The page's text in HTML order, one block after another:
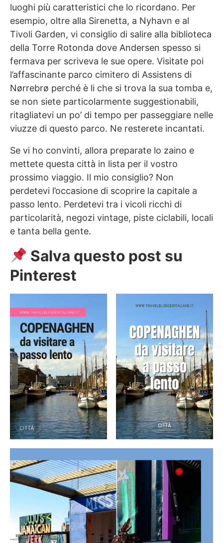
luoghi più caratteristici che lo ricordano. Per
esempio, oltre alla Sirenetta, a Nyhavn e al
Tivoli Garden, vi consiglio di salire alla biblioteca
della Torre Rotonda dove Andersen spesso si
fermava per scriveva le sue opere. Visitate poi
l’affascinante parco cimitero di Assistens di
Nørrebrø perché è li che si trova la sua tomba e,
se non siete particolarmente suggestionabili,
ritagliatevi un po’ di tempo per passeggiare nelle
viuzze di questo parco. Ne resterete incantati.
Se vi ho convinti, allora preparate lo zaino e
mettete questa città in lista per il vostro
prossimo viaggio. Il mio consiglio? Non
perdetevi l’occasione di scoprire la capitale a
passo lento. Perdetevi tra i vicoli ricchi di
particolarità, negozi vintage, piste ciclabili, locali
e tanta bella gente.
Salva questo post su
Pinterest